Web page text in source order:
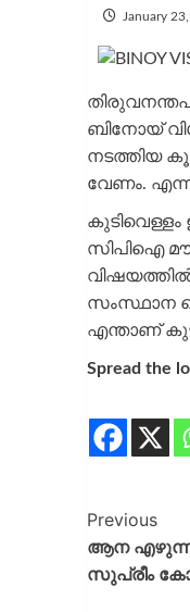
January
ബിനോയ്
നടത്തിയ
വേണം.
സിപിഐ
സംസ്ഥാന
എന്താണ്
Spread the
Previous
ആന
സുപ്രീം